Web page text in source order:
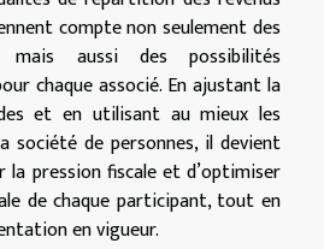
compte non seulement des
mais aussi des possibilités
chaque associé. En ajustant la
et en utilisant au mieux les
société de personnes, il devient
la pression fiscale et d’optimiser
de chaque participant, tout en
en vigueur.